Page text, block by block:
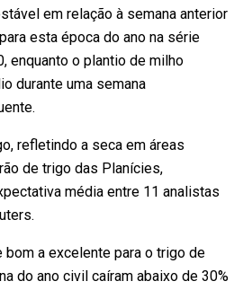
em relação à semana anterior
esta época do ano na série
enquanto o plantio de milho
durante uma semana
refletindo a seca em áreas
de trigo das Planícies,
média entre 11 analistas
a excelente para o trigo de
do ano civil caíram abaixo de 30%